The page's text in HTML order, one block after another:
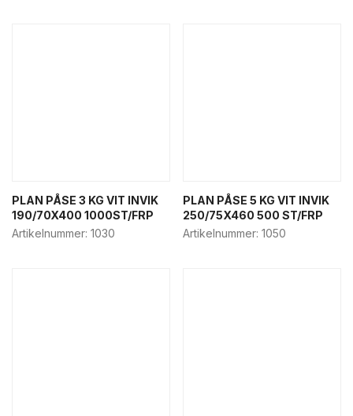
PLAN PÅSE 3 KG VIT INVIK
190/70X400 1000ST/FRP
Artikelnummer: 1030
PLAN PÅSE 5 KG VIT INVIK
250/75X460 500 ST/FRP
Artikelnummer: 1050